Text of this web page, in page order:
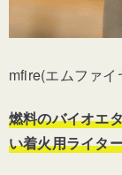
mfire(エムファイ
燃料のバイオエ
い着火用ライタ